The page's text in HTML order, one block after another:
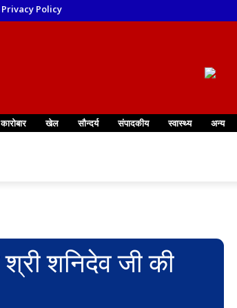
Privacy Policy
कारोबार खेल सौन्दर्य संपादकीय स्वास्थ्य अन्य
शनिदेव जी की